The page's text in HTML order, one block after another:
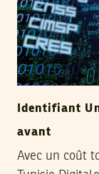
Identifiant
avant
Avec un coût